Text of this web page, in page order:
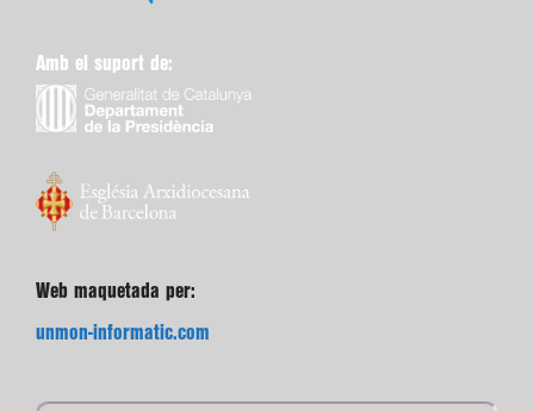
Amb el suport de:
Web maquetada per:
unmon-informatic.com